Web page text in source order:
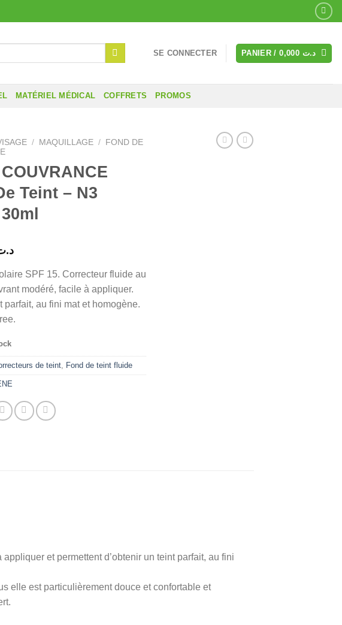
SE CONNECTER PANIER / د.ت
MATÉRIEL MÉDICAL COFFRETS PROMOS
/ MAQUILLAGE /
FOND DE
Teint – N3
SPF 15. Correcteur fluide au
modéré, facile à appliquer.
parfait, au fini mat et homogène.
de teint, Fond de teint fluide
et permettent d’obtenir un teint parfait, au fini
elle est particulièrement douce et confortable et